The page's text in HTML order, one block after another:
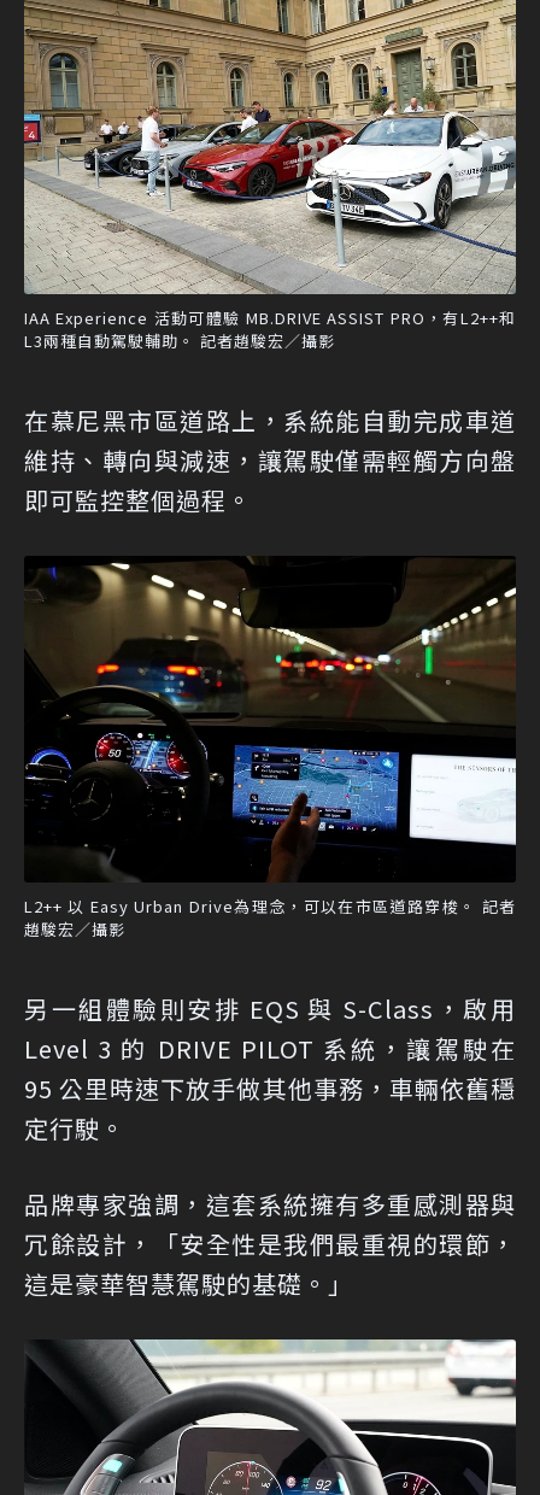
IAA Experience 活動可體驗 MB.DRIVE ASSIST PRO，有L2++和
L3兩種自動駕駛輔助。 記者趙駿宏／攝影
在慕尼黑市區道路上，系統能自動完成車道
維持、轉向與減速，讓駕駛僅需輕觸方向盤
即可監控整個過程。
L2++ 以 Easy Urban Drive為理念，可以在市區道路穿梭。 記者
趙駿宏／攝影
另一組體驗則安排 EQS 與 S-Class，啟用
Level 3 的 DRIVE PILOT 系統，讓駕駛在
95 公里時速下放手做其他事務，車輛依舊穩
定行駛。
品牌專家強調，這套系統擁有多重感測器與
冗餘設計，「安全性是我們最重視的環節，
這是豪華智慧駕駛的基礎。」